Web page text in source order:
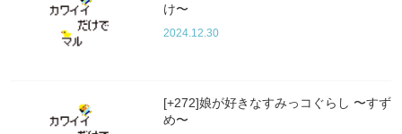
け〜
2024.12.30
[+272]娘が好きなすみっコぐらし 〜すず
め〜